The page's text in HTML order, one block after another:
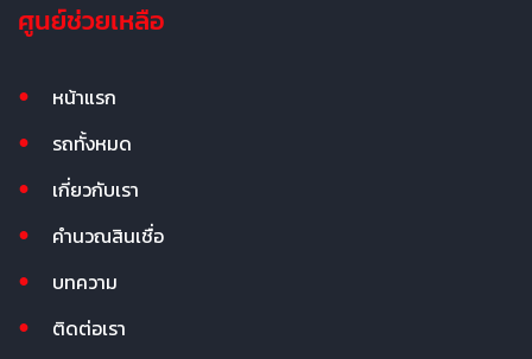
ศูนย์ช่วยเหลือ
หน้าแรก
รถทั้งหมด
เกี่ยวกับเรา
คำนวณสินเชื่อ
บทความ
ติดต่อเรา